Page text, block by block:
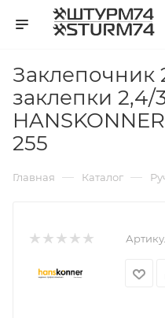
Заклепочник
заклепки 2,4/
255
Главная — Каталог —